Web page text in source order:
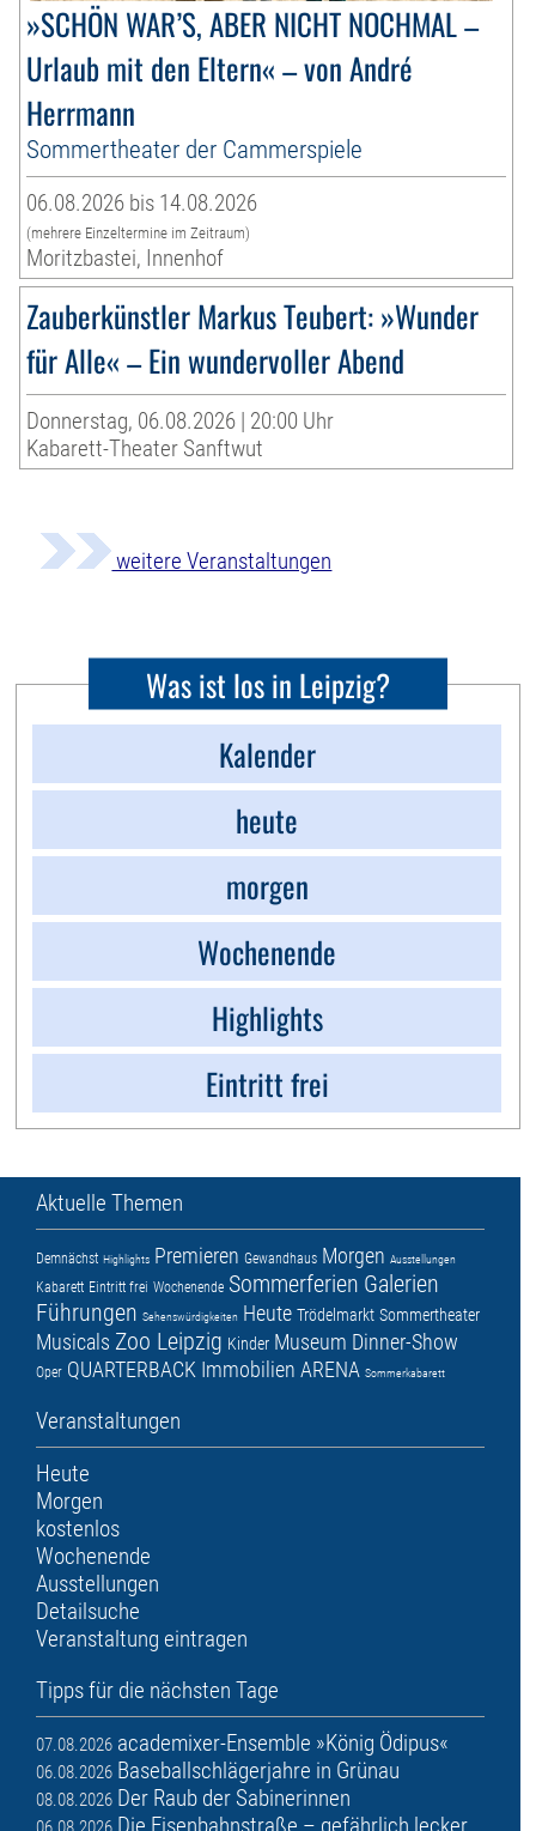
»SCHÖN WAR’S, ABER NICHT NOCHMAL –
Urlaub mit den Eltern« – von André
Herrmann
Sommertheater der Cammerspiele
06.08.2026 bis 14.08.2026
(mehrere Einzeltermine im Zeitraum)
Moritzbastei, Innenhof
Zauberkünstler Markus Teubert: »Wunder
für Alle« – Ein wundervoller Abend
Donnerstag, 06.08.2026 | 20:00 Uhr
Kabarett-Theater Sanftwut
weitere Veranstaltungen
Was ist los in Leipzig?
Kalender
heute
morgen
Wochenende
Highlights
Eintritt frei
Aktuelle Themen
Demnächst Highlights Premieren Gewandhaus Morgen Ausstellungen
Kabarett Eintritt frei Wochenende Sommerferien Galerien
Führungen Sehenswürdigkeiten Heute Trödelmarkt Sommertheater
Musicals Zoo Leipzig Kinder Museum Dinner-Show
Oper QUARTERBACK Immobilien ARENA Sommerkabarett
Veranstaltungen
Heute
Morgen
kostenlos
Wochenende
Ausstellungen
Detailsuche
Veranstaltung eintragen
Tipps für die nächsten Tage
07.08.2026 academixer-Ensemble »König Ödipus«
06.08.2026 Baseballschlägerjahre in Grünau
08.08.2026 Der Raub der Sabinerinnen